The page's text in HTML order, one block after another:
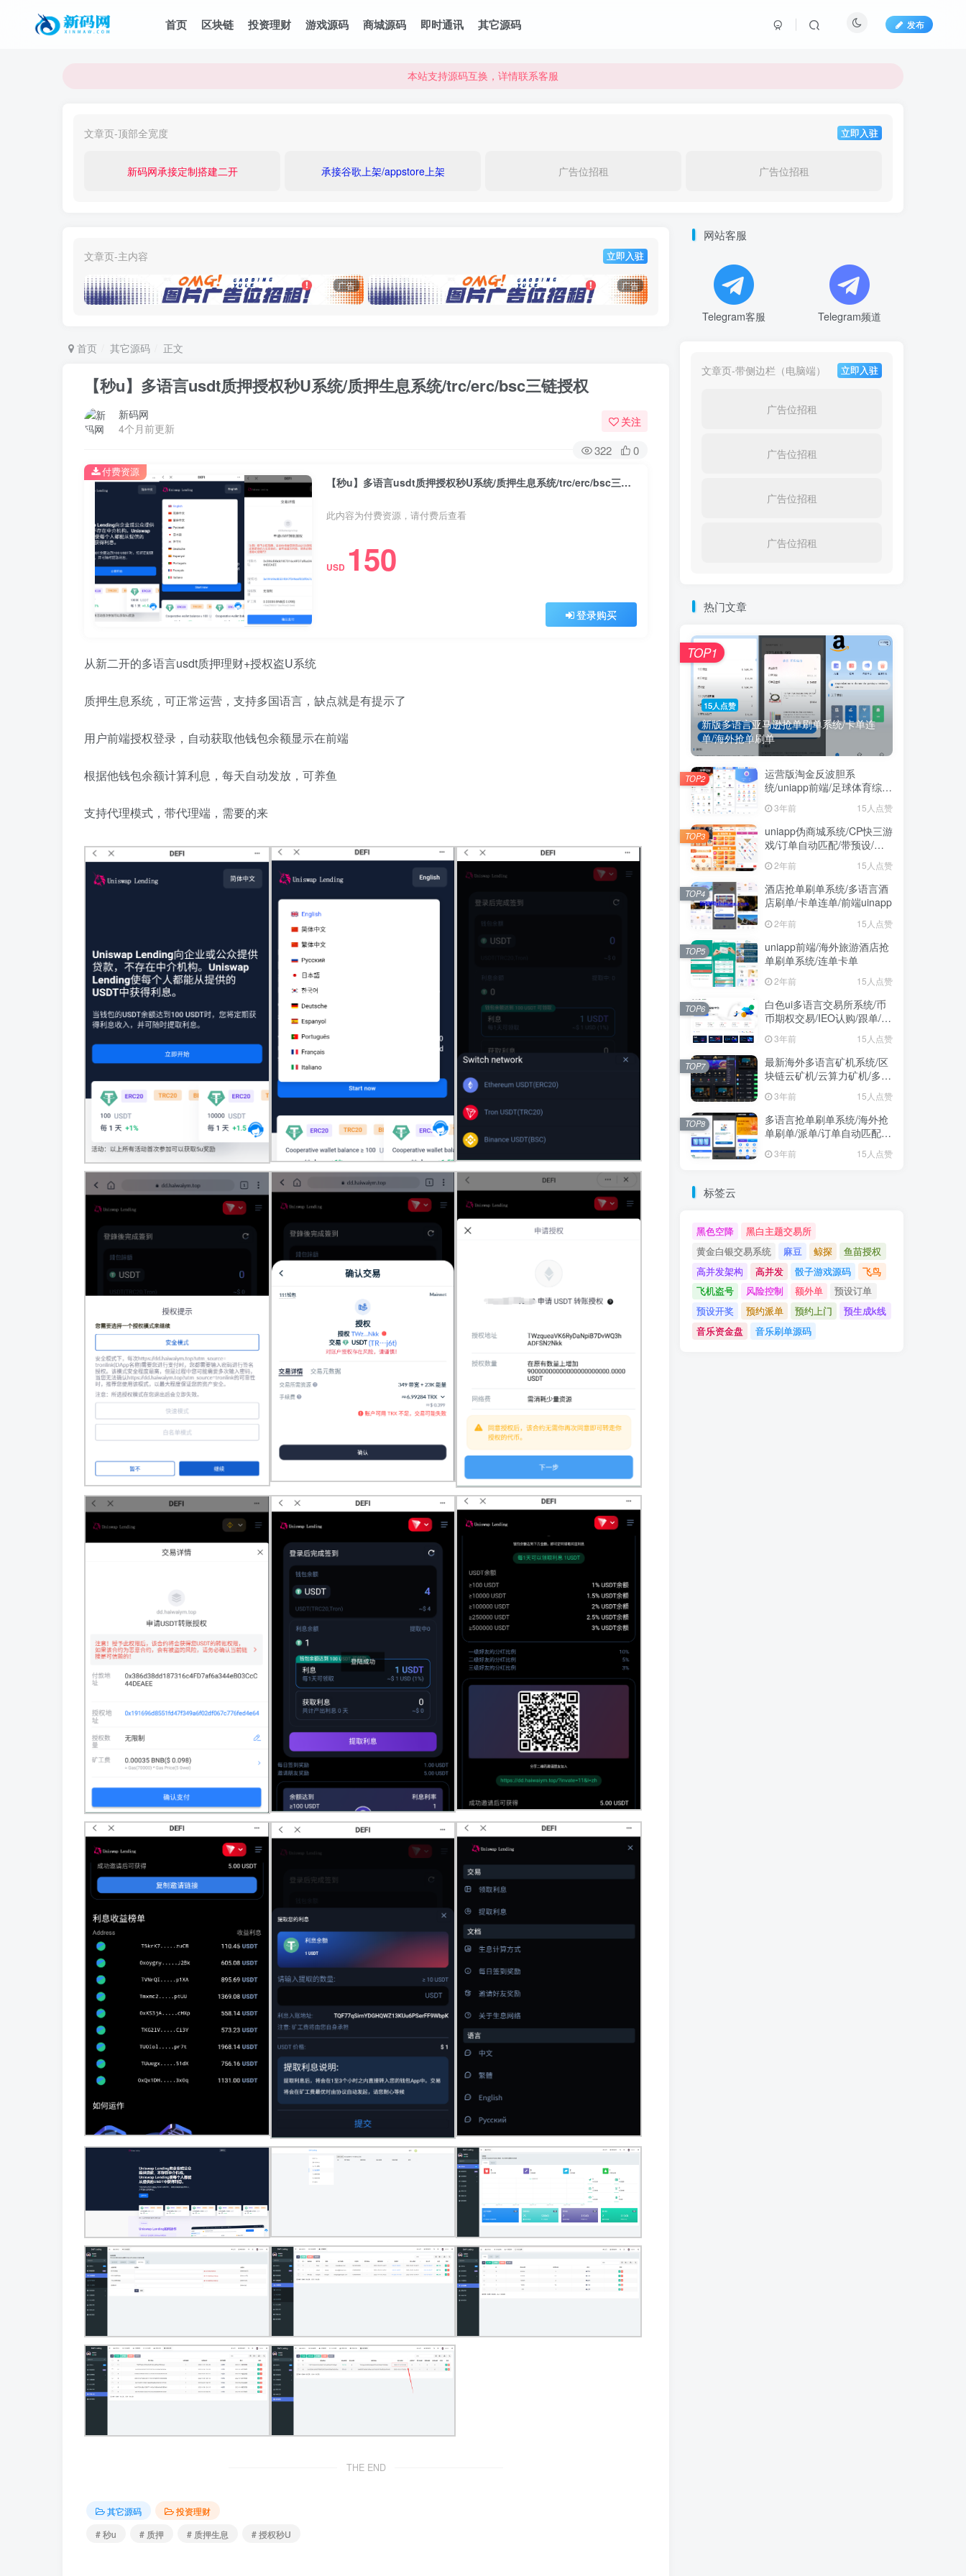
首页 区块链 投资理财 游戏源码 商城源码 即时通讯 其它源码 发布
本站支持源码互换，详情联系客服
本站支持源码互换，详情联系客服
文章页-顶部全宽度 立即入驻
新码网承接定制搭建二开 承接谷歌上架/appstore上架 广告位招租 广告位招租
文章页-主内容 立即入驻
广告 广告
首页 其它源码 正文
【秒u】多语言usdt质押授权秒U系统/质押生息系统/trc/erc/bsc三链授权
新码网
4个月前更新
关注
322 0
【秒u】多语言usdt质押授权秒U系统/质押生息系统/trc/erc/bsc三链授权
此内容为付费资源，请付费后查看
USD 150
登录购买
付费资源
从新二开的多语言usdt质押理财+授权盗U系统
质押生息系统，可正常运营，支持多国语言，缺点就是有提示了
用户前端授权登录，自动获取他钱包余额显示在前端
根据他钱包余额计算利息，每天自动发放，可养鱼
支持代理模式，带代理端，需要的来
THE END
其它源码
投资理财
# 秒u
# 质押 # 质押生息 # 授权秒U
网站客服
Telegram客服 Telegram频道
文章页-带侧边栏（电脑端） 立即入驻
广告位招租
广告位招租
广告位招租
广告位招租
热门文章
15人点赞
新版多语言亚马逊抢单刷单系统/卡单连
单/海外抢单刷单
TOP1
运营版淘金反波胆系
统/uniapp前端/足球体育综合
娱乐系统/全自动采集
3年前 15人点赞
TOP2
uniapp伪商城系统/CP快三游
戏/订单自动匹配/带预设/代
理后台
2年前 15人点赞
TOP3
酒店抢单刷单系统/多语言酒
店刷单/卡单连单/前端uinapp
2年前 15人点赞
TOP4
uniapp前端/海外旅游酒店抢
单刷单系统/连单卡单
2年前 15人点赞
TOP5
白色ui多语言交易所系统/币
币期权交易/IEO认购/跟单/锁
3年前 15人点赞
TOP6
最新海外多语言矿机系统/区
块链云矿机/云算力矿机/多级
3年前 15人点赞
TOP7
多语言抢单刷单系统/海外抢
单刷单/派单/订单自动匹配/
3年前 15人点赞
TOP8
标签云
黑色空降
黑白主题交易所
黄金白银交易系统
麻豆 鲸探
鱼苗授权
高并发架构
高并发 骰子游戏源码
飞鸟
飞机盗号
风险控制 额外单
预设订单
预设开奖
预约派单 预约上门
预生成k线
音乐资金盘
音乐刷单源码